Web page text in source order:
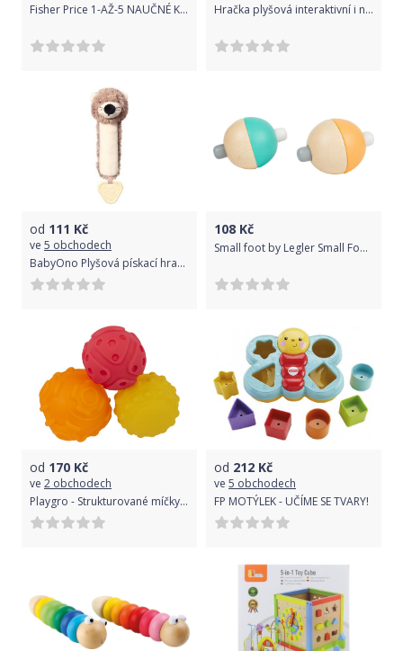
Fisher Price 1-AŽ-5 NAUČNÉ KARTY Hračka plyšová interaktivní i na kočárek - KOSTKA MEDVÍDEK barevná - BabyMix
od 111 Kč
ve 5 obchodech
BabyOno Plyšová pískací hračka Otter Maggie Vydra, béžovo-hnědá
108 Kč
Small foot by Legler Small Foot Pískající pastelový míček 1 ks tyrkysová
od 170 Kč
ve 2 obchodech
Playgro - Strukturované míčky pro rozvoj motoriky 3ks
od 212 Kč
ve 5 obchodech
FP MOTÝLEK - UČÍME SE TVARY!